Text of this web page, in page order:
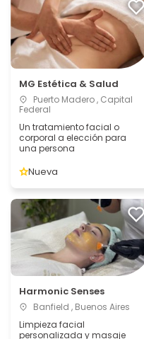
MG Estética & Salud
Puerto Madero , Capital
Federal
Un tratamiento facial o
corporal a elección para
una persona
Nueva
Harmonic Senses
Banfield , Buenos Aires
Limpieza facial
personalizada y masaje